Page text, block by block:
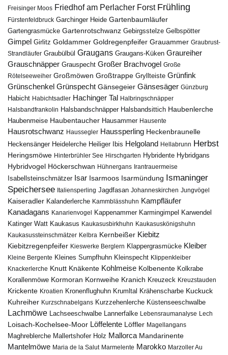
Freisinger Moos Friedhof am Perlacher Forst Frühling
Fürstenfeldbruck Garchinger Heide Gartenbaumläufer
Gartengrasmücke Gartenrotschwanz Gebirgsstelze Gelbspötter
Gimpel Girlitz Goldammer Goldregenpfeifer Grauammer Graubrust-
Strandläufer Graubülbül Graugans Graugans-Küken Graureiher
Grauschnäpper Grauspecht Großer Brachvogel Große
Rötelseeweiher Großmöwen Großtrappe Gryllteiste Grünfink
Grünschenkel Grünspecht Gänsegeier Gänsesäger Günzburg
Habicht Habichtsadler Hachinger Tal Halbringschnäpper
Halsbandfrankolin Halsbandschnäpper Halsbandsittich Haubenlerche
Haubenmeise Haubentaucher Hausammer Hausente
Hausrotschwanz Haussegler Haussperling Heckenbraunelle
Heckensänger Heidelerche Heiliger Ibis Helgoland Hellabrunn Herbst
Heringsmöwe Hinterbrühler See Hirschgarten Hybridente Hybridgans
Hybridvogel Höckerschwan Hühnergans Irantrauermeise
Isabellsteinschmätzer Isar Isarmoos Isarmündung Ismaninger
Speichersee Italiensperling Jagdfasan Johanneskirchen Jungvögel
Kaiseradler Kalanderlerche Kammblässhuhn Kampfläufer
Kanadagans Kanarienvogel Kappenammer Karmingimpel Karwendel
Katinger Watt Kaukasus Kaukasusbirkhuhn Kaukasuskönigshuhn
Kaukasussteinschmätzer Kelbra Kernbeißer Kiebitz
Kiebitzregenpfeifer Kieswerke Berglern Klappergrasmücke Kleiber
Kleine Bergente Kleines Sumpfhuhn Kleinspecht Klippenkleiber
Knackerlerche Knutt Knäkente Kohlmeise Kolbenente Kolkrabe
Korallenmöwe Kormoran Kornweihe Kranich Kreuzeck Kreuzstauden
Krickente Kroatien Kronenflughuhn Krumltal Krähenscharbe Kuckuck
Kuhreiher Kurzschnabelgans Kurzzehenlerche Küstenseeschwalbe
Lachmöwe Lachseeschwalbe Lannerfalke Lebensraumanalyse Lech
Loisach-Kochelsee-Moor Löffelente Löffler Magellangans
Maghreblerche Mallertshofer Holz Mallorca Mandarinente
Mantelmöwe Maria de la Salut Marmelente Marokko Marzoller Au